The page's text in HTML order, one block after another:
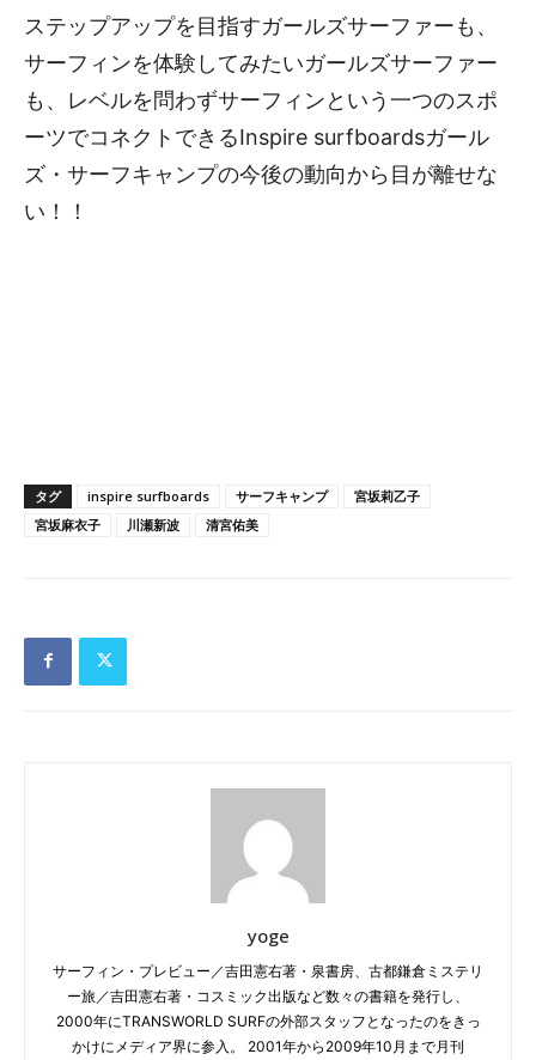
ステップアップを目指すガールズサーファーも、
サーフィンを体験してみたいガールズサーファー
も、レベルを問わずサーフィンという一つのスポ
ーツでコネクトできるInspire surfboardsガール
ズ・サーフキャンプの今後の動向から目が離せな
い！！
タグ inspire surfboards サーフキャンプ
宮坂莉乙子
宮坂麻衣子
川瀬新波 清宮佑美
yoge
サーフィン・プレビュー／吉田憲右著・泉書房、古都鎌倉ミステリ
ー旅／吉田憲右著・コスミック出版など数々の書籍を発行し、
2000年にTRANSWORLD SURFの外部スタッフとなったのをきっ
かけにメディア界に参入。 2001年から2009年10月まで月刊